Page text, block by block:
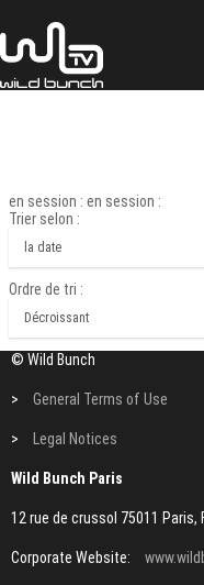
en session : en session :
Trier selon :
Ordre de tri :
© Wild Bunch
> General Terms of Use
> Legal Notices
Wild Bunch Paris
12 rue de crussol 75011 Paris,
Corporate Website: